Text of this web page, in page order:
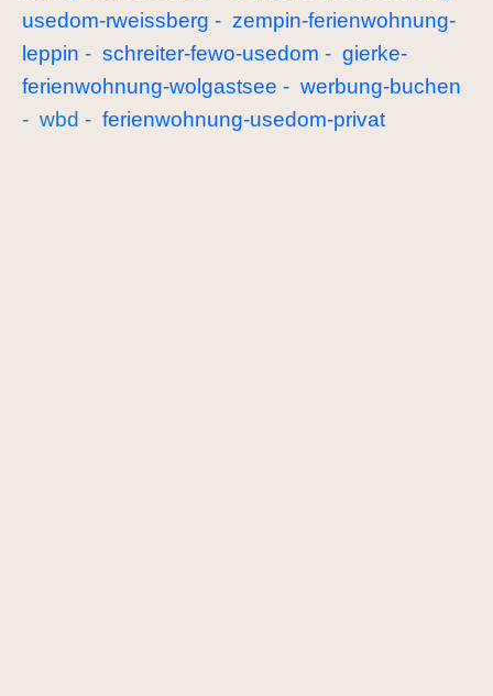
usedom-rweissberg - zempin-ferienwohnung-
leppin - schreiter-fewo-usedom - gierke-
ferienwohnung-wolgastsee - werbung-buchen
- wbd - ferienwohnung-usedom-privat